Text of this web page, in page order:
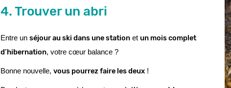
4. Trouver un abri
Entre un séjour au ski dans une station et un mois complet
d’hibernation, votre cœur balance ?
Bonne nouvelle, vous pourrez faire les deux !